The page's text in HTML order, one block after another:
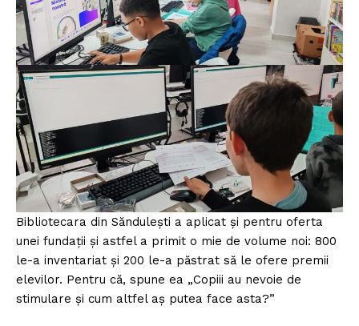
FREEDOM HOUSE ROMÂNIA
PRESShub
Despre noi / Echipa
Proiecte editoriale
Rețea
Contact
Bibliotecara din Săndulești a aplicat și pentru oferta
unei fundații și astfel a primit o mie de volume noi: 800
le-a inventariat și 200 le-a păstrat să le ofere premii
elevilor. Pentru că, spune ea „Copiii au nevoie de
stimulare și cum altfel aș putea face asta?”